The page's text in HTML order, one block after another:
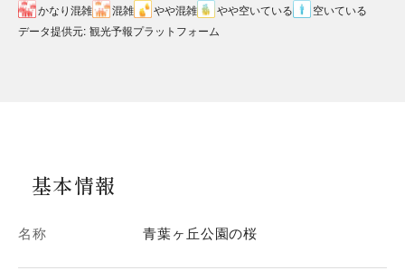
かなり混雑 混雑 やや混雑 やや空いている
空いている
データ提供元: 観光予報プラットフォーム
基本情報
名称 青葉ヶ丘公園の桜